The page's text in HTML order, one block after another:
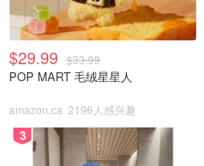
$29.99 $33.99
POP MART 毛绒星星人
amazon.ca 2196人感兴趣
3